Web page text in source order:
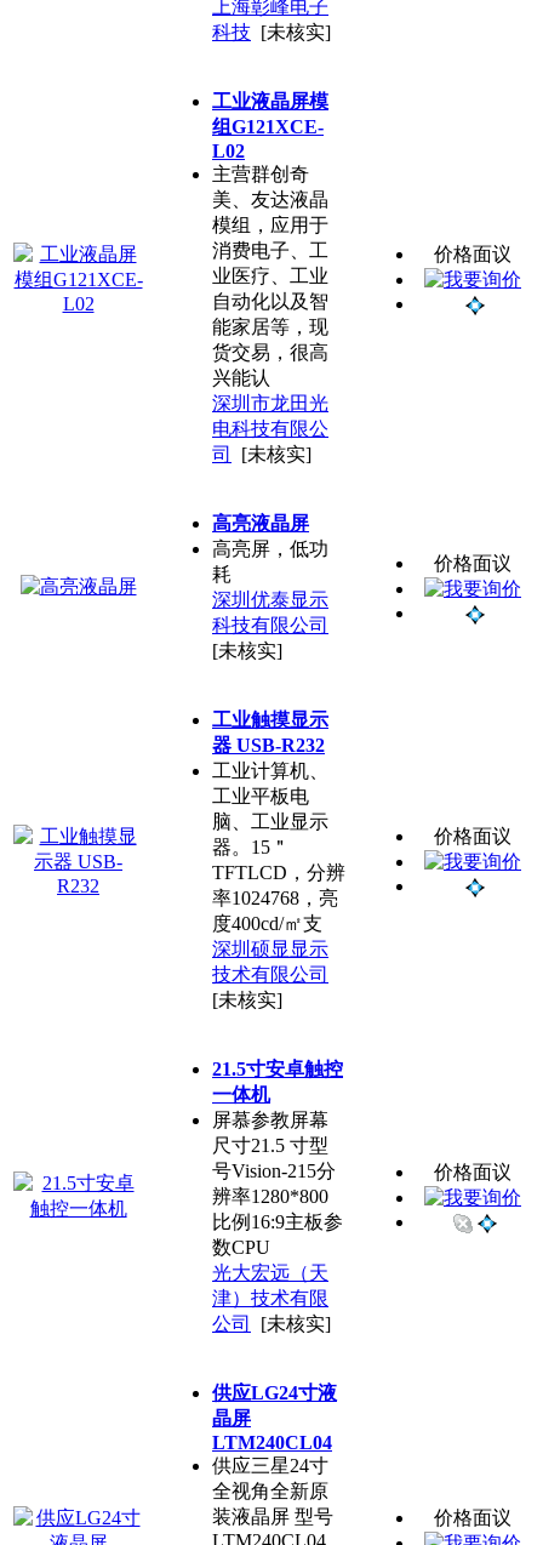
上海彰峰电子
科技 [未核实]
工业液晶屏模
组G121XCE-
L02
主营群创奇
美、友达液晶
模组，应用于
消费电子、工
业医疗、工业
自动化以及智
能家居等，现
货交易，很高
兴能认
深圳市龙田光
电科技有限公
司
[未核实]
价格面议
高亮液晶屏
高亮屏，低功
耗
深圳优泰显示
科技有限公司
[未核实]
价格面议
工业触摸显示
器 USB-R232
工业计算机、
工业平板电
脑、工业显示
器。15＂
TFTLCD，分辨
率1024768，亮
度400cd/㎡支
深圳硕显显示
技术有限公司
[未核实]
价格面议
21.5寸安卓触控
一体机
屏慕参教屏幕
尺寸21.5 寸型
号Vision-215分
辨率1280*800
比例16:9主板参
数CPU
光大宏远（天
津）技术有限
公司
[未核实]
价格面议
供应LG24寸液
晶屏
LTM240CL04
供应三星24寸
全视角全新原
装液晶屏 型号
LTM240CL04
价格面议